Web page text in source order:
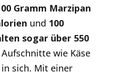
Gramm Marzipan
und 100
sogar über 550
wie Käse
sich. Mit einer